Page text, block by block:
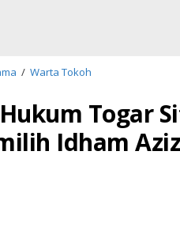
/ Warta Tokoh
Togar
Situmorang:
Jokowi
Sudah
Togar
Idham